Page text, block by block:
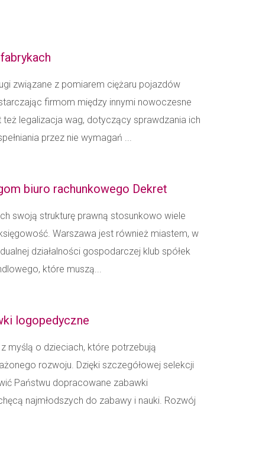
związane z pomiarem ciężaru pojazdów
firmom między innymi nowoczesne
legalizacja wag, dotyczący sprawdzania ich
przez nie wymagań ...
biuro rachunkowego Dekret
swoją strukturę prawną stosunkowo wiele
Warszawa jest również miastem, w
działalności gospodarczej klub spółek
które muszą...
logopedyczne
myślą o dzieciach, które potrzebują
rozwoju. Dzięki szczegółowej selekcji
Państwu dopracowane zabawki
najmłodszych do zabawy i nauki. Rozwój